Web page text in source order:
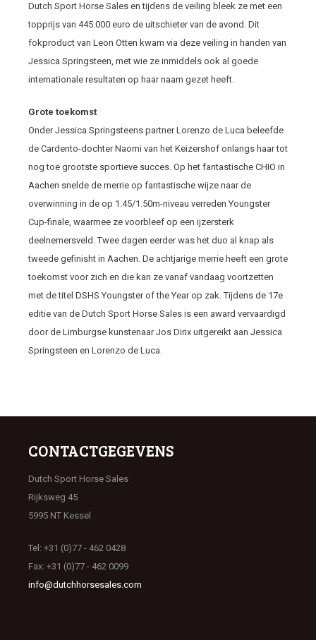
Dutch Sport Horse Sales en tijdens de veiling bleek ze met een
topprijs van 445.000 euro de uitschieter van de avond. Dit
fokproduct van Leon Otten kwam via deze veiling in handen van
Jessica Springsteen, met wie ze inmiddels ook al goede
internationale resultaten op haar naam gezet heeft.
Grote toekomst
Onder Jessica Springsteens partner Lorenzo de Luca beleefde
de Cardento-dochter Naomi van het Keizershof onlangs haar tot
nog toe grootste sportieve succes. Op het fantastische CHIO in
Aachen snelde de merrie op fantastische wijze naar de
overwinning in de op 1.45/1.50m-niveau verreden Youngster
Cup-finale, waarmee ze voorbleef op een ijzersterk
deelnemersveld. Twee dagen eerder was het duo al knap als
tweede gefinisht in Aachen. De achtjarige merrie heeft een grote
toekomst voor zich en die kan ze vanaf vandaag voortzetten
met de titel DSHS Youngster of the Year op zak. Tijdens de 17e
editie van de Dutch Sport Horse Sales is een award vervaardigd
door de Limburgse kunstenaar Jos Dirix uitgereikt aan Jessica
Springsteen en Lorenzo de Luca.
CONTACTGEGEVENS
Dutch Sport Horse Sales
Rijksweg 45
5995 NT Kessel
Tel: +31 (0)77 - 462 0428
Fax: +31 (0)77 - 462 0099
info@dutchhorsesales.com